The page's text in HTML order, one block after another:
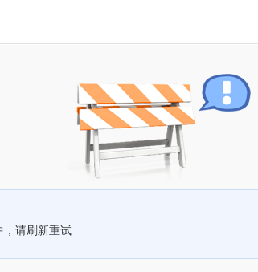
，请刷新重试